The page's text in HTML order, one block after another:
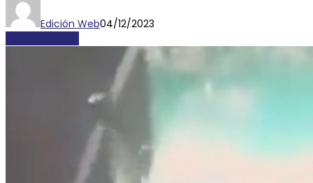
Edición Web04/12/2023